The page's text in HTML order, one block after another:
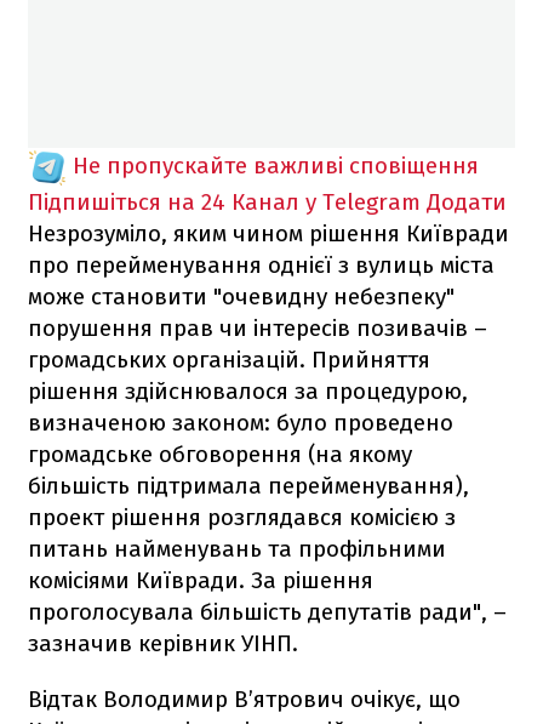
Не пропускайте важливі сповіщення
Підпишіться на 24 Канал у Telegram Додати
Незрозуміло, яким чином рішення Київради
про перейменування однієї з вулиць міста
може становити "очевидну небезпеку"
порушення прав чи інтересів позивачів –
громадських організацій. Прийняття
рішення здійснювалося за процедурою,
визначеною законом: було проведено
громадське обговорення (на якому
більшість підтримала перейменування),
проект рішення розглядався комісією з
питань найменувань та профільними
комісіями Київради. За рішення
проголосувала більшість депутатів ради", –
зазначив керівник УІНП.
Відтак Володимир В’ятрович очікує, що